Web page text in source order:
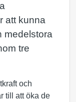
att kunna
medelstora
tre
och
till att öka de